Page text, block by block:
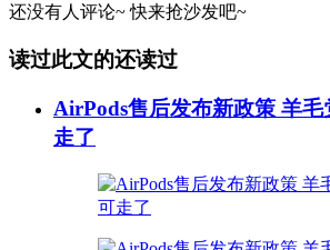
还没有人评论~ 快来抢沙发吧~
读过此文的还读过
AirPods售后发布新政策 羊
走了